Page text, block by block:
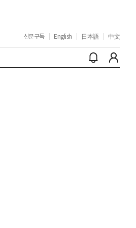
신문구독 English 日本語 中文